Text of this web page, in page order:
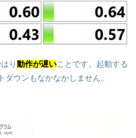
り 動作が遅いことです。起動する
ダウンもなかなかしません。